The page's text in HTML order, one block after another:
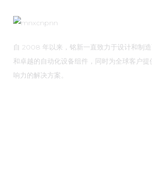
自 2008 年以来，铭新一直致力于设计和制
和卓越的自动化设备组件，同时为全球客户提
响力的解决方案。